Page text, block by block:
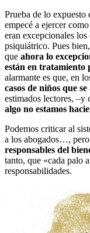
Prueba de lo expuesto
empecé a ejercer
eran excepcionales
psiquiátrico. Pues
que ahora lo
están en tratamiento
alarmante es que, en
casos de niños que
estimados lectores, –y
algo no estamos
Podemos criticar al
a los abogados…,
responsables del
tanto, que «cada palo
responsabilidades.